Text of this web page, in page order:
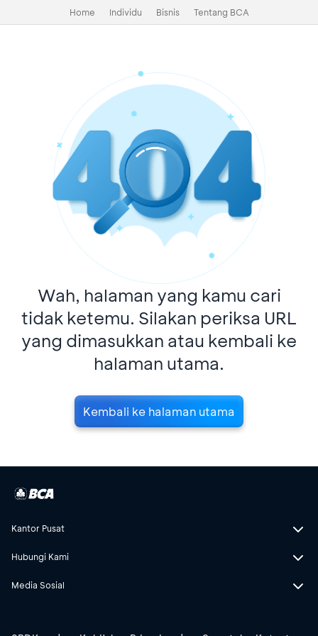
Home Individu Bisnis Tentang BCA
Wah, halaman yang kamu cari
tidak ketemu. Silakan periksa URL
yang dimasukkan atau kembali ke
halaman utama.
Kembali ke halaman utama
Kantor Pusat
Hubungi Kami
Media Sosial